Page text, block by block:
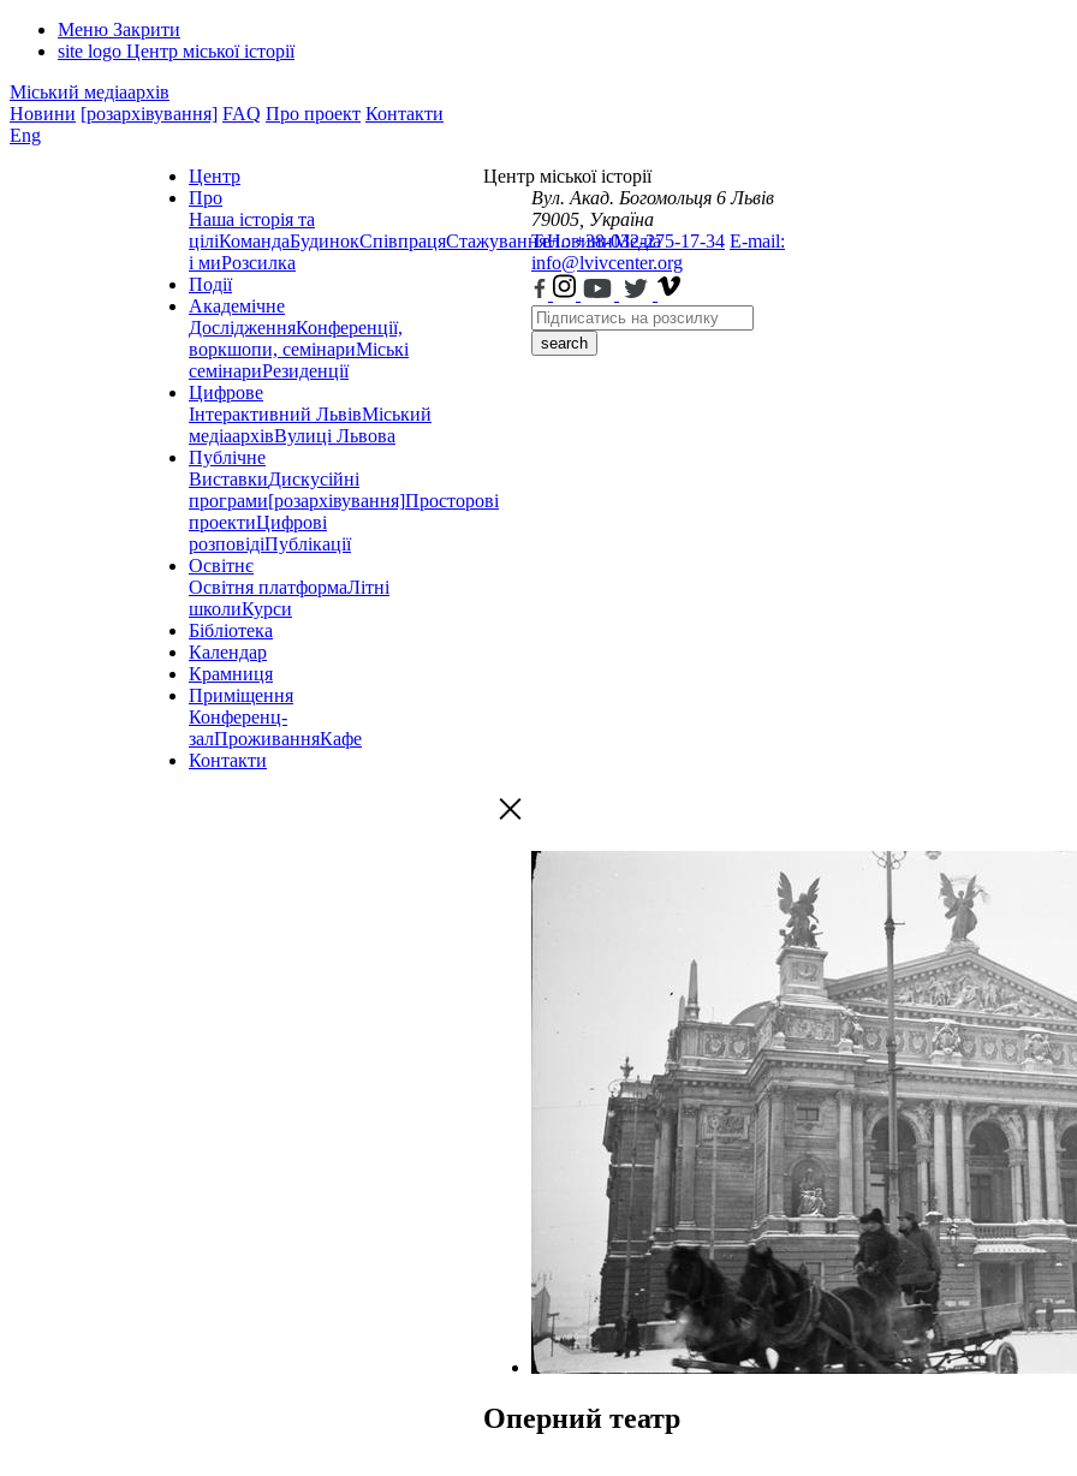
Меню Закрити
site logo Центр міської історії
Міський медіаархів
Новини [розархівування] FAQ Про проект Контакти
Eng
Центр
Про
Наша історія та
ціліКомандаБудинокСпівпрацяСтажуванняНовиниМедіа
і миРозсилка
Події
Академічне
ДослідженняКонференції,
воркшопи, семінариМіські
семінариРезиденції
Цифрове
Інтерактивний ЛьвівМіський
медіаархівВулиці Львова
Публічне
ВиставкиДискусійні
програми[розархівування]Просторові
проектиЦифрові
розповідіПублікації
Освітнє
Освітня платформаЛітні
школиКурси
Бібліотека
Календар
Крамниця
Приміщення
Конференц-
залПроживанняКафе
Контакти
Центр міської історії
Вул. Акад. Богомольця 6 Львів
79005, Україна
Тел.: +38-032-275-17-34 E-mail:
info@lvivcenter.org
search
Оперний театр